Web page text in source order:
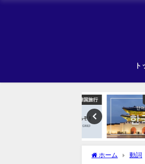
ト
ホーム 動詞